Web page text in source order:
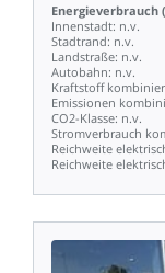
Energieverbrauch
Innenstadt: n.v.
Stadtrand: n.v.
Landstraße: n.v.
Autobahn: n.v.
Kraftstoff
Emissionen
CO2-Klasse: n.v.
Stromverbrauch
Reichweite
Reichweite